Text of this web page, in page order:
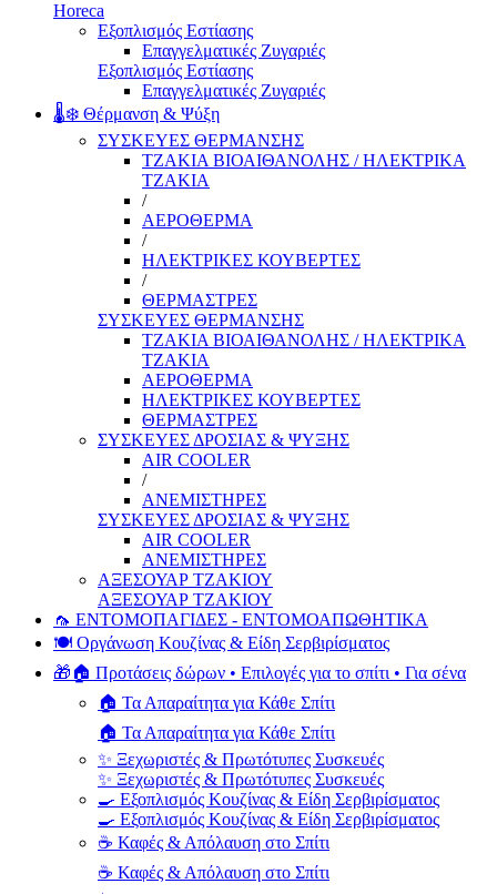
Horeca
Εξοπλισμός Εστίασης
Επαγγελματικές Ζυγαριές
Εξοπλισμός Εστίασης
Επαγγελματικές Ζυγαριές
🌡️❄️ Θέρμανση & Ψύξη
ΣΥΣΚΕΥΕΣ ΘΕΡΜΑΝΣΗΣ
ΤΖΑΚΙΑ ΒΙΟΑΙΘΑΝΟΛΗΣ / ΗΛΕΚΤΡΙΚΑ
ΤΖΑΚΙΑ
/
ΑΕΡΟΘΕΡΜΑ
/
ΗΛΕΚΤΡΙΚΕΣ ΚΟΥΒΕΡΤΕΣ
/
ΘΕΡΜΑΣΤΡΕΣ
ΣΥΣΚΕΥΕΣ ΘΕΡΜΑΝΣΗΣ
ΤΖΑΚΙΑ ΒΙΟΑΙΘΑΝΟΛΗΣ / ΗΛΕΚΤΡΙΚΑ
ΤΖΑΚΙΑ
ΑΕΡΟΘΕΡΜΑ
ΗΛΕΚΤΡΙΚΕΣ ΚΟΥΒΕΡΤΕΣ
ΘΕΡΜΑΣΤΡΕΣ
ΣΥΣΚΕΥΕΣ ΔΡΟΣΙΑΣ & ΨΥΞΗΣ
AIR COOLER
/
ΑΝΕΜΙΣΤΗΡΕΣ
ΣΥΣΚΕΥΕΣ ΔΡΟΣΙΑΣ & ΨΥΞΗΣ
AIR COOLER
ΑΝΕΜΙΣΤΗΡΕΣ
ΑΞΕΣΟΥΑΡ ΤΖΑΚΙΟΥ
ΑΞΕΣΟΥΑΡ ΤΖΑΚΙΟΥ
🦟 ΕΝΤΟΜΟΠΑΓΙΔΕΣ - ΕΝΤΟΜΟΑΠΩΘΗΤΙΚΑ
🍽️ Οργάνωση Κουζίνας & Είδη Σερβιρίσματος
🎁🏠 Προτάσεις δώρων • Επιλογές για το σπίτι • Για σένα
🏠 Τα Απαραίτητα για Κάθε Σπίτι
🏠 Τα Απαραίτητα για Κάθε Σπίτι
✨ Ξεχωριστές & Πρωτότυπες Συσκευές
✨ Ξεχωριστές & Πρωτότυπες Συσκευές
🍳 Εξοπλισμός Κουζίνας & Είδη Σερβιρίσματος
🍳 Εξοπλισμός Κουζίνας & Είδη Σερβιρίσματος
☕ Καφές & Απόλαυση στο Σπίτι
☕ Καφές & Απόλαυση στο Σπίτι